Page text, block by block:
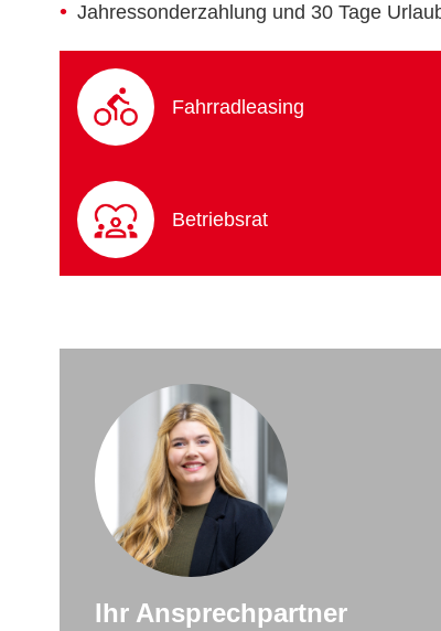
Jahressonderzahlung und 30 Tage
Fahrradleasing
Betriebsrat
Ihr Ansprechpartner